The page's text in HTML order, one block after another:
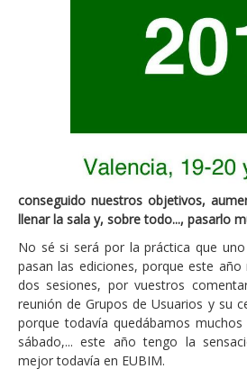
conseguido nuestros objetivos,
llenar la sala y, sobre todo..., pasarlo
No sé si será por la práctica que
pasan las ediciones, porque este
dos sesiones, por vuestros
reunión de Grupos de Usuarios y su
porque todavía quedábamos
sábado,... este año tengo la
mejor todavía en EUBIM.